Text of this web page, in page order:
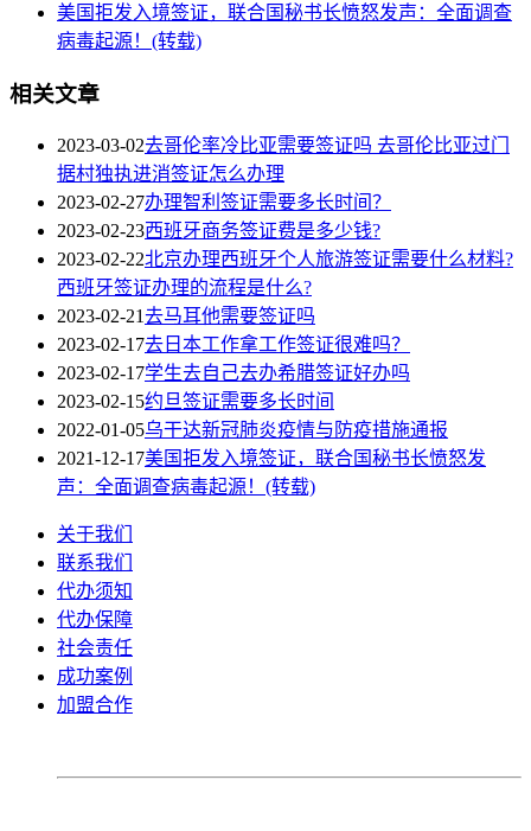
美国拒发入境签证，联合国秘书长愤怒发声：全面调查
病毒起源！(转载)
相关文章
2023-03-02去哥伦率冷比亚需要签证吗 去哥伦比亚过门
据村独执进消签证怎么办理
2023-02-27办理智利签证需要多长时间？
2023-02-23西班牙商务签证费是多少钱?
2023-02-22北京办理西班牙个人旅游签证需要什么材料?
西班牙签证办理的流程是什么?
2023-02-21去马耳他需要签证吗
2023-02-17去日本工作拿工作签证很难吗？
2023-02-17学生去自己去办希腊签证好办吗
2023-02-15约旦签证需要多长时间
2022-01-05乌干达新冠肺炎疫情与防疫措施通报
2021-12-17美国拒发入境签证，联合国秘书长愤怒发
声：全面调查病毒起源！(转载)
关于我们
联系我们
代办须知
代办保障
社会责任
成功案例
加盟合作